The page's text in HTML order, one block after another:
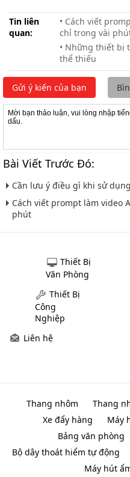
Tin liên
quan:
• Cách viết
chỉ trong vài
• Những thiết bị
thể thiếu
Gửi ý kiến của bạn
Bài Viết Trước Đó:
Cần lưu ý điều gì khi sử
Cách viết prompt làm video
phút
Thiết Bị
Văn Phòng
Thiết Bị
Công
Nghiệp
Liên hệ
Thang nhôm Thang
Xe đẩy hàng
Máy
Bảng văn phòng
Bộ dây thoát hiểm tự động
Máy hút